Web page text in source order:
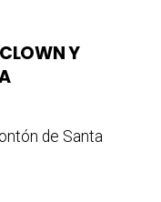
Y
de Santa